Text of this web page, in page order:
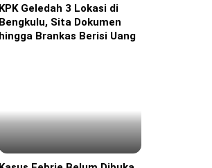
Headline
KPK Geledah 3 Lokasi di
Bengkulu, Sita Dokumen
hingga Brankas Berisi Uang